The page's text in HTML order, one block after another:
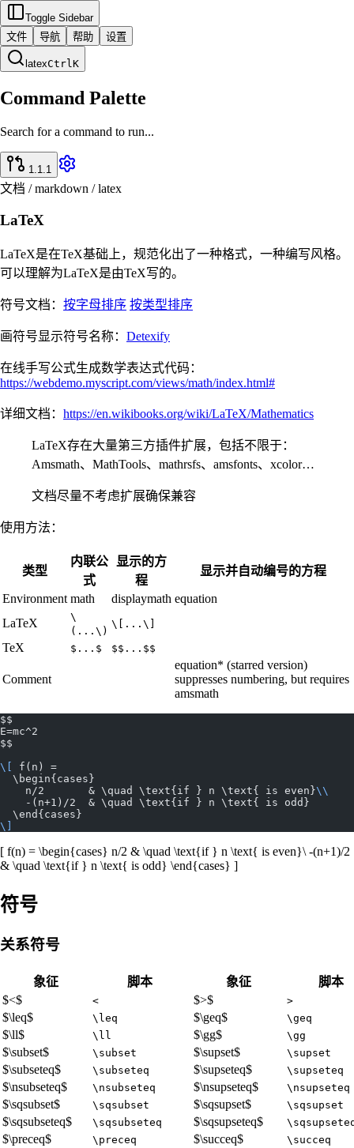
Toggle Sidebar
文件
导航 帮助 设置
latexCtrlK
Command Palette
Search for a command to run...
1.1.1
文档 / markdown / latex
LaTeX
LaTeX是在TeX基础上，规范化出了一种格式，一种编写风格。
可以理解为LaTeX是由TeX写的。
符号文档： 按字母排序 按类型排序
画符号显示符号名称： Detexify
在线手写公式生成数学表达式代码：
https://webdemo.myscript.com/views/math/index.html#
详细文档： https://en.wikibooks.org/wiki/LaTeX/Mathematics
LaTeX存在大量第三方插件扩展，包括不限于：
Amsmath、MathTools、mathrsfs、amsfonts、xcolor…
文档尽量不考虑扩展确保兼容
使用方法：
类型
内联公
式
显示的方
程
显示并自动编号的方程
Environment math displaymath equation
LaTeX
\
(...\)
\[...\]
TeX $...$ $$...$$
Comment
equation* (starred version)
suppresses numbering, but requires
amsmath
$$
E=mc^2
$$
\[
f(n) =
  \begin{cases}
    n/2       & \quad \text{if } n \text{ is even}
\\
    -(n+1)/2  & \quad \text{if } n \text{ is odd}
  \end{cases}
\]
[ f(n) = \begin{cases} n/2 & \quad \text{if } n \text{ is even}\ -(n+1)/2
& \quad \text{if } n \text{ is odd} \end{cases} ]
符号
关系符号
象征 脚本 象征
脚本
$<$
< $>$ >
$\leq$ \leq $\geq$ \geq
$\ll$ \ll $\gg$ \gg
$\subset$ \subset $\supset$ \supset
$\subseteq$ \subseteq $\supseteq$ \supseteq
$\nsubseteq$ \nsubseteq $\nsupseteq$ \nsupseteq
$\sqsubset$ \sqsubset $\sqsupset$ \sqsupset
$\sqsubseteq$ \sqsubseteq $\sqsupseteq$
$\preceq$ \preceq $\succeq$ \succeq